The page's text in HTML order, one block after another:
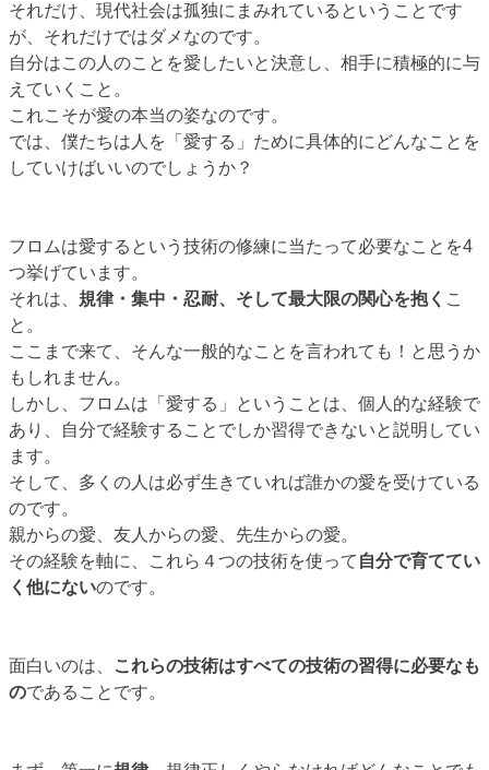
それだけ、現代社会は孤独にまみれているということです
が、それだけではダメなのです。
自分はこの人のことを愛したいと決意し、相手に積極的に与
えていくこと。
これこそが愛の本当の姿なのです。
では、僕たちは人を「愛する」ために具体的にどんなことを
していけばいいのでしょうか？
フロムは愛するという技術の修練に当たって必要なことを4
つ挙げています。
それは、 規律・集中・忍耐、そして最大限の関心を抱く こ
と。
ここまで来て、そんな一般的なことを言われても！と思うか
もしれません。
しかし、フロムは「愛する」ということは、個人的な経験で
あり、自分で経験することでしか習得できないと説明してい
ます。
そして、多くの人は必ず生きていれば誰かの愛を受けている
のです。
親からの愛、友人からの愛、先生からの愛。
その経験を軸に、これら４つの技術を使って 自分で育ててい
く他にないのです。
面白いのは、
これらの技術はすべての技術の習得に必要なも
のであることです。